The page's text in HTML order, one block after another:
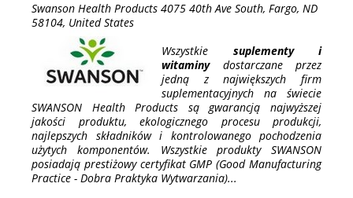
Swanson Health Products 4075 40th Ave South, Fargo, ND
58104, United States
Wszystkie suplementy i
witaminydostarczane przez
jedną z największych firm
suplementacyjnych na świecie
SWANSON Health Products są gwarancją najwyższej
jakości produktu, ekologicznego procesu produkcji,
najlepszych składników i kontrolowanego pochodzenia
użytych komponentów. Wszystkie produkty SWANSON
posiadają prestiżowy certyfikat GMP (Good Manufacturing
Practice - Dobra Praktyka Wytwarzania)...